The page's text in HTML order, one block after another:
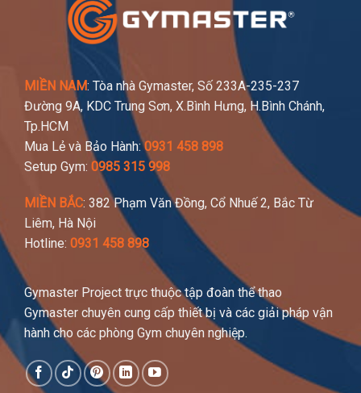
MIỀN NAM: Tòa nhà Gymaster, Số 233A-235-237
Đường 9A, KDC Trung Sơn, X.Bình Hưng, H.Bình Chánh,
Tp.HCM
Mua Lẻ và Bảo Hành:0931 458 898
Setup Gym: 0985 315 998
MIỀN BẮC: 382 Phạm Văn Đồng, Cổ Nhuế 2, Bắc Từ
Liêm, Hà Nội
Hotline: 0931 458 898
Gymaster Project trực thuộc tập đoàn thể thao
Gymaster chuyên cung cấp thiết bị và các giải pháp vận
hành cho các phòng Gym chuyên nghiệp.